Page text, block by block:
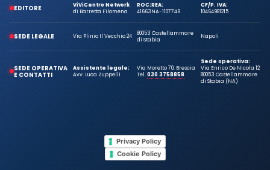
EDITORE
ViViCentro Network
di Barretta Filomena
ROC:
41663
REA:
NA-1107749
CF/P. IVA:
10464981215
SEDE LEGALE Via Plinio Il Vecchio 24
80053 Castellammare
di Stabia
Napoli
SEDE OPERATIVA
E CONTATTI
Assistente legale:
Avv. Luca Zuppelli
Via Moretto 70, Brescia
Tel.030 3758858
Sede operativa:
Via Enrico De Nicola 12
80053 Castellammare
di Stabia (NA)
Privacy Policy
Cookie Policy